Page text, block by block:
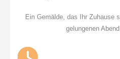
Ein Gemälde, das Ihr Zuhause
gelungenen